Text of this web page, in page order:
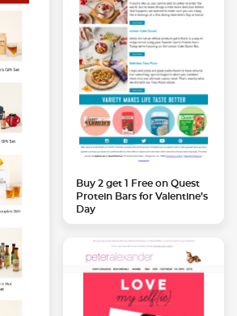
Buy 2 get 1 Free on Quest
Protein Bars for Valentine’s
Day